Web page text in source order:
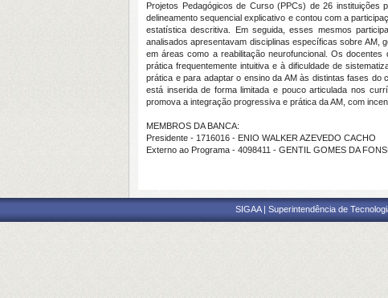
Projetos Pedagógicos de Curso (PPCs) de 26 instituições
delineamento sequencial explicativo e contou com a
estatística descritiva. Em seguida, esses mesmos
analisados apresentavam disciplinas específicas sobre AM,
em áreas como a reabilitação neurofuncional. Os
prática frequentemente intuitiva e à dificuldade de
prática e para adaptar o ensino da AM às distintas fases
está inserida de forma limitada e pouco articulada nos
promova a integração progressiva e prática da AM, com
MEMBROS DA BANCA:
Presidente - 1716016 - ENIO WALKER AZEVEDO CACHO
Externo ao Programa - 4098411 - GENTIL GOMES DA
SIGAA | Superintendência de